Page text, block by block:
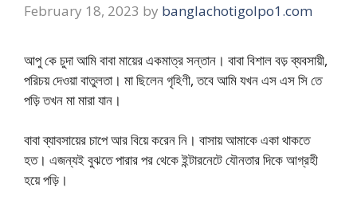
February 18, 2023 by banglachotigolpo1.com
আপু কে চুদা আমি বাবা মায়ের একমাত্র সন্তান। বাবা বিশাল বড় ব্যবসায়ী,
পরিচয় দেওয়া বাতুলতা। মা ছিলেন গৃহিণী, তবে আমি যখন এস এস সি তে
পড়ি তখন মা মারা যান।
বাবা ব্যাবসায়ের চাপে আর বিয়ে করেন নি। বাসায় আমাকে একা থাকতে
হত। এজন্যই বুঝতে পারার পর থেকে ইন্টারনেটে যৌনতার দিকে আগ্রহী
হয়ে পড়ি।